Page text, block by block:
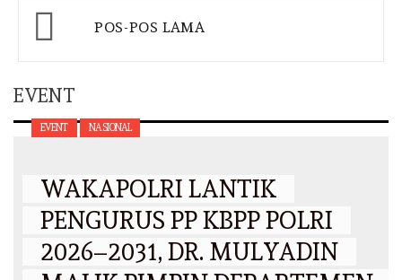
Navigasi
pos
POS-POS LAMA
EVENT
EVENT NASIONAL
WAKAPOLRI LANTIK
PENGURUS PP KBPP POLRI
2026–2031, DR. MULYADIN